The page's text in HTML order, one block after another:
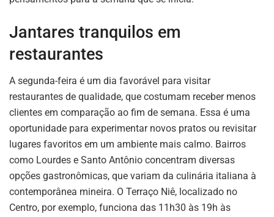
Jantares tranquilos em
restaurantes
A segunda-feira é um dia favorável para visitar
restaurantes de qualidade, que costumam receber menos
clientes em comparação ao fim de semana. Essa é uma
oportunidade para experimentar novos pratos ou revisitar
lugares favoritos em um ambiente mais calmo. Bairros
como Lourdes e Santo Antônio concentram diversas
opções gastronômicas, que variam da culinária italiana à
contemporânea mineira. O Terraço Niê, localizado no
Centro, por exemplo, funciona das 11h30 às 19h às